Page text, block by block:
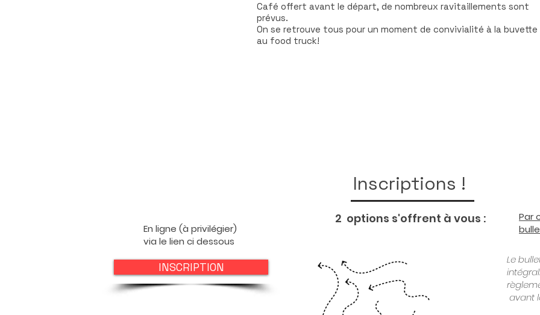
Café offert avant le départ, de nombreux ravitaillements sont
prévus.
On se retrouve tous pour un moment de convivialité à la
au food truck!
En ligne (à privilégier)
via le lien ci dessous
Inscriptions !
2 options s'offrent à vous :
INSCRIPTION
Par
Le
avant